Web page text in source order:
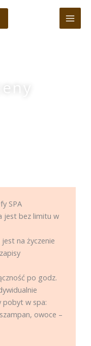
SPA
jest bez limitu w
na życzenie
po godz.
pobyt w spa:
owoce –